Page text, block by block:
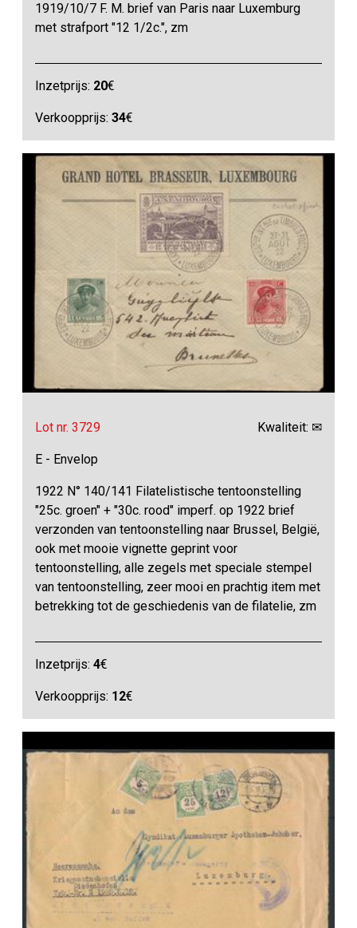
1919/10/7 F. M. brief van Paris naar Luxemburg
met strafport "12 1/2c.", zm
Inzetprijs: 20€
Verkoopprijs:34€
Lot nr. 3729 Kwaliteit: ✉
E - Envelop
1922 N° 140/141 Filatelistische tentoonstelling
"25c. groen" + "30c. rood" imperf. op 1922 brief
verzonden van tentoonstelling naar Brussel, België,
ook met mooie vignette geprint voor
tentoonstelling, alle zegels met speciale stempel
van tentoonstelling, zeer mooi en prachtig item met
betrekking tot de geschiedenis van de filatelie, zm
Inzetprijs:4€
Verkoopprijs: 12€